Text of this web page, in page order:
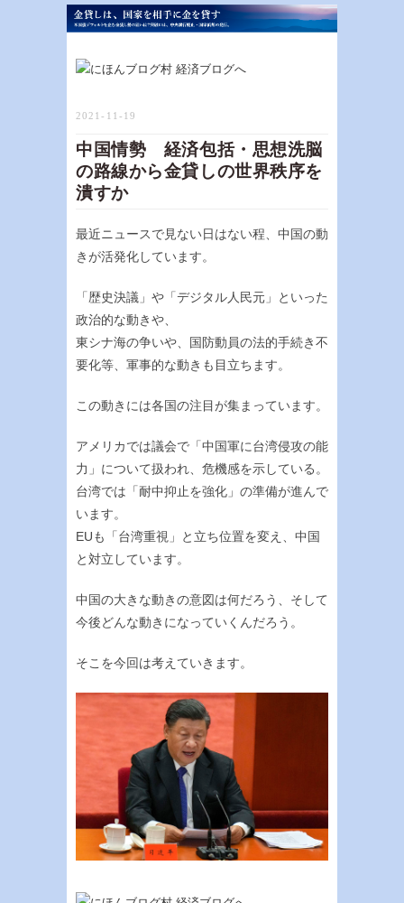
2021-11-19
中国情勢 経済包括・思想洗脳
の路線から金貸しの世界秩序を
潰すか
最近ニュースで見ない日はない程、中国の動
きが活発化しています。
「歴史決議」や「デジタル人民元」といった
政治的な動きや、
東シナ海の争いや、国防動員の法的手続き不
要化等、軍事的な動きも目立ちます。
この動きには各国の注目が集まっています。
アメリカでは議会で「中国軍に台湾侵攻の能
力」について扱われ、危機感を示している。
台湾では「耐中抑止を強化」の準備が進んで
います。
EUも「台湾重視」と立ち位置を変え、中国
と対立しています。
中国の大きな動きの意図は何だろう、そして
今後どんな動きになっていくんだろう。
そこを今回は考えていきます。